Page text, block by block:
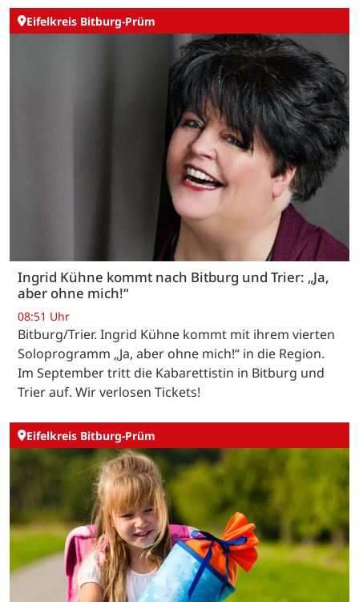
Eifelkreis Bitburg-Prüm
Ingrid Kühne kommt nach Bitburg und Trier: „Ja,
aber ohne mich!“
08:51 Uhr
Bitburg/Trier. Ingrid Kühne kommt mit ihrem vierten
Soloprogramm „Ja, aber ohne mich!“ in die Region.
Im September tritt die Kabarettistin in Bitburg und
Trier auf. Wir verlosen Tickets!
Eifelkreis Bitburg-Prüm